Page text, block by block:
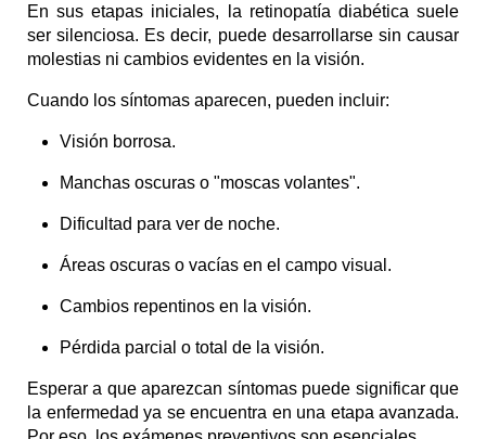
En sus etapas iniciales, la retinopatía diabética suele
ser silenciosa. Es decir, puede desarrollarse sin causar
molestias ni cambios evidentes en la visión.
Cuando los síntomas aparecen, pueden incluir:
Visión borrosa.
Manchas oscuras o "moscas volantes".
Dificultad para ver de noche.
Áreas oscuras o vacías en el campo visual.
Cambios repentinos en la visión.
Pérdida parcial o total de la visión.
Esperar a que aparezcan síntomas puede significar que
la enfermedad ya se encuentra en una etapa avanzada.